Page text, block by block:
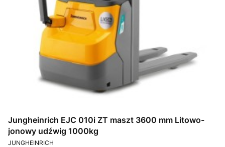
Jungheinrich EJC 010i ZT maszt 3600 mm Litowo-
jonowy udźwig 1000kg
PRODUCENT
JUNGHEINRICH